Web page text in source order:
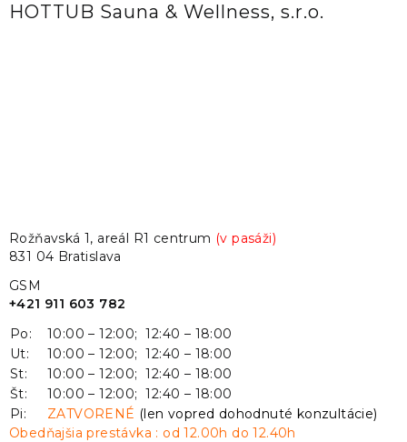
HOTTUB Sauna & Wellness, s.r.o.
Rožňavská 1, areál R1 centrum (v pasáži)
831 04 Bratislava
GSM
+421 911 603 782
Po:
10:00 – 12:00; 12:40 – 18:00
Ut:
10:00 – 12:00; 12:40 – 18:00
St:
10:00 – 12:00; 12:40 – 18:00
Št:
10:00 – 12:00; 12:40 – 18:00
Pi:
ZATVORENÉ (len vopred dohodnuté konzultácie)
Obedňajšia prestávka : od 12.00h do 12.40h